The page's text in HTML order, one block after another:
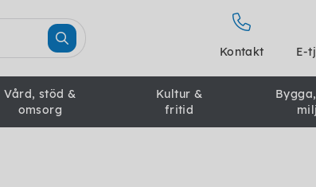
Kontakt E-
Vård, stöd &
omsorg
Kultur &
fritid